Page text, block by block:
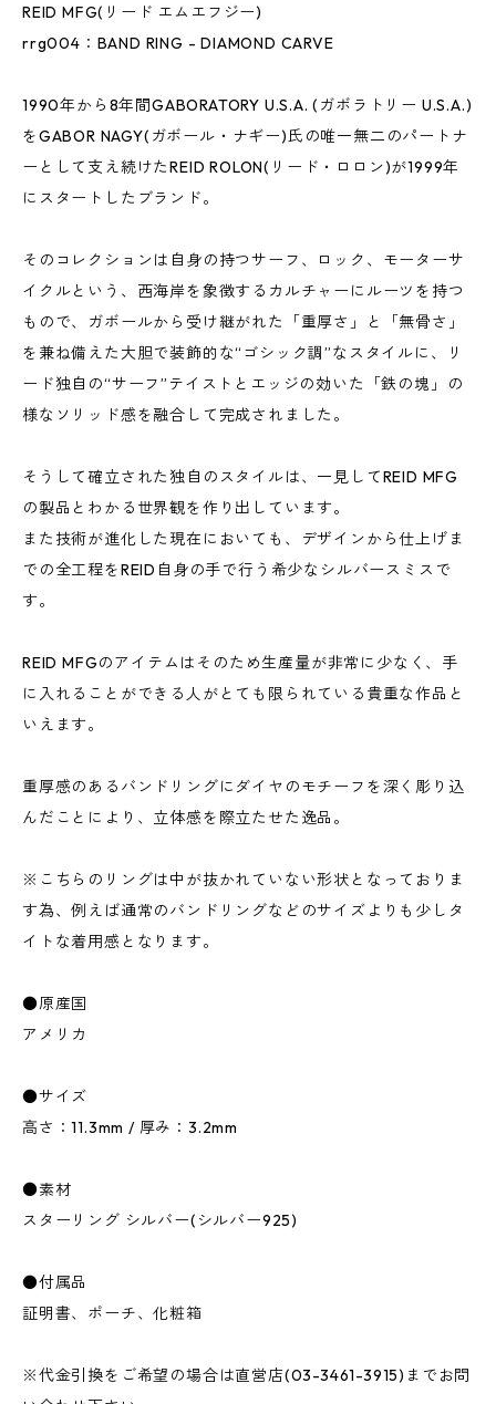
REID MFG(リード エムエフジー)
rrg004：BAND RING - DIAMOND CARVE
1990年から8年間GABORATORY U.S.A. (ガボラトリー U.S.A.)
をGABOR NAGY(ガボール・ナギー)氏の唯一無二のパートナ
ーとして支え続けたREID ROLON(リード・ロロン)が1999年
にスタートしたブランド。
そのコレクションは自身の持つサーフ、ロック、モーターサ
イクルという、西海岸を象徴するカルチャーにルーツを持つ
もので、ガボールから受け継がれた「重厚さ」と「無骨さ」
を兼ね備えた大胆で装飾的な“ゴシック調”なスタイルに、リ
ード独自の“サーフ”テイストとエッジの効いた「鉄の塊」の
様なソリッド感を融合して完成されました。
そうして確立された独自のスタイルは、一見してREID MFG
の製品とわかる世界観を作り出しています。
また技術が進化した現在においても、デザインから仕上げま
での全工程をREID自身の手で行う希少なシルバースミスで
す。
REID MFGのアイテムはそのため生産量が非常に少なく、手
に入れることができる人がとても限られている貴重な作品と
いえます。
重厚感のあるバンドリングにダイヤのモチーフを深く彫り込
んだことにより、立体感を際立たせた逸品。
※こちらのリングは中が抜かれていない形状となっておりま
す為、例えば通常のバンドリングなどのサイズよりも少しタ
イトな着用感となります。
●原産国
アメリカ
●サイズ
高さ：11.3mm / 厚み：3.2mm
●素材
スターリング シルバー(シルバー925)
●付属品
証明書、ポーチ、化粧箱
※代金引換をご希望の場合は直営店(03-3461-3915)までお問